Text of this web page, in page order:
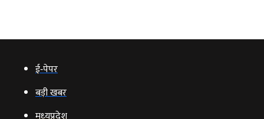
ई‑पेपर
बड़ी खबर